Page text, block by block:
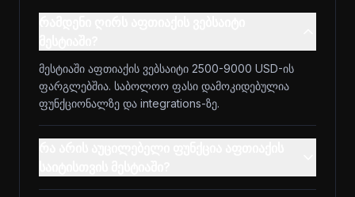
მესტიაში აფთიაქის ვებსაიტი 2500-9000 USD-ის
ფარგლებშია. საბოლოო ფასი დამოკიდებულია
ფუნქციონალზე და integrations-ზე.